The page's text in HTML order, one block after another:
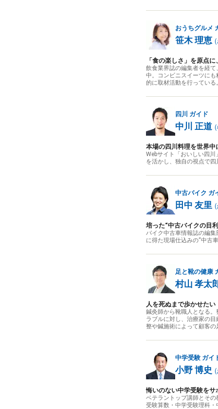
おうちグルメ
笹木 理恵 (
「食の楽しさ」を原点
飲食業界誌の編集者を経
中。コンビニスイーツに
的に取材活動を行っている
四川 ガイド
中川 正道 (
本場の四川料理を世界
Webサイト「おいしい四
を活かし、独自の視点で
中古バイク ガ
田中 友里 (
培った“中古バイクの目
バイク中古車情報誌の編
に得た現場仕込みの“中古
足と靴の健康
村山 孝太
人を死ぬまで歩かせた
鍼灸師から靴職人となる
ラブルに対し、治療家の
整や鍼施術によって顧客
中学受験 ガイ
小野 博史 (
悔いのない中学受験をサ
ベテラントップ講師とそ
受験算数・中学受験理科